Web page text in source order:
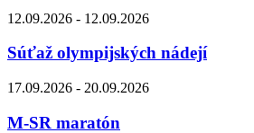
12.09.2026 - 12.09.2026
Súťaž olympijských nádejí
17.09.2026 - 20.09.2026
M-SR maratón